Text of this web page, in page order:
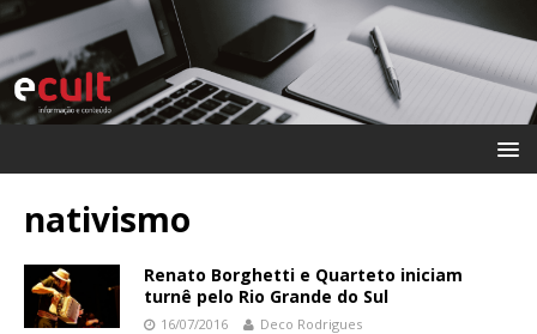
nativismo
Renato Borghetti e Quarteto iniciam
turnê pelo Rio Grande do Sul
16/07/2016 Deco Rodrigues